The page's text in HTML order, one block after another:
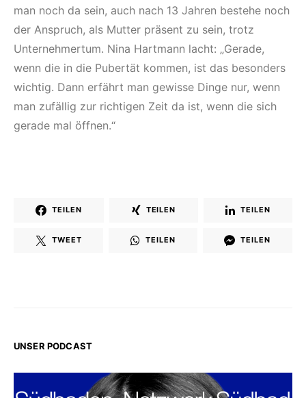
man noch da sein, auch nach 13 Jahren bestehe noch
der Anspruch, als Mutter präsent zu sein, trotz
Unternehmertum. Nina Hartmann lacht: „Gerade,
wenn die in die Pubertät kommen, ist das besonders
wichtig. Dann erfährt man gewisse Dinge nur, wenn
man zufällig zur richtigen Zeit da ist, wenn die sich
gerade mal öffnen.“
TEILEN TEILEN TEILEN
TWEET TEILEN TEILEN
UNSER PODCAST